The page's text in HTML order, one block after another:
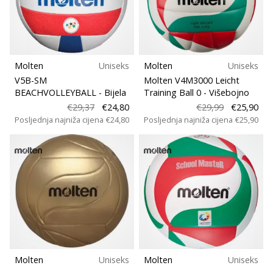
Pronađite
savršen
poklon
odbojku!
Pogledajte
naš
i
odaberite
obuću,
odjeću
opremu
najboljih
marki
na
tržištu.
Teamsales
Tip lopte
Kroj
Karakteristike
Igralište
Sport
Težina (g)
Molten
Uniseks
V5B-SM
BEACHVOLLEYBALL - Bijela
€29,37
€24,80
Posljednja najniža cijena €24,80
Molten
Uniseks
Molten V4M3000 Leicht
Training Ball 0 - Višebojno
€29,99
€25,90
Posljednja najniža cijena €25,90
Molten
Uniseks
Molten
Uniseks